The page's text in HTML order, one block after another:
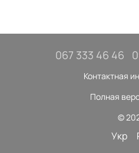
067 333 46 46
Контактная
Полная
©
Укр